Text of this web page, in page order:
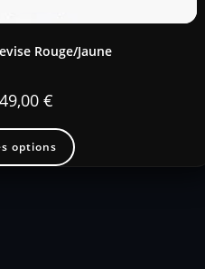
Rouge/Jaune
49,00 €
options